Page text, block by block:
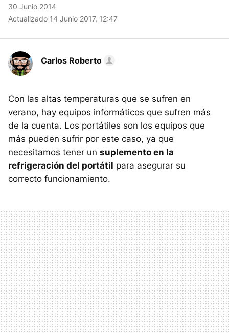
30 Junio 2014
Actualizado 14 Junio 2017, 12:47
Carlos Roberto
Con las altas temperaturas que se sufren en
verano, hay equipos informáticos que sufren más
de la cuenta. Los portátiles son los equipos que
más pueden sufrir por este caso, ya que
necesitamos tener un suplemento en la
refrigeración del portátil para asegurar su
correcto funcionamiento.